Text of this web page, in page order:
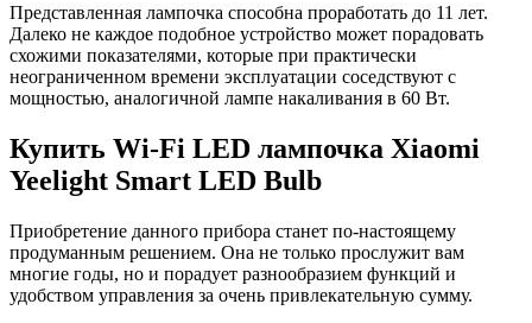
Представленная лампочка способна проработать до 11 лет.
Далеко не каждое подобное устройство может порадовать
схожими показателями, которые при практически
неограниченном времени эксплуатации соседствуют с
мощностью, аналогичной лампе накаливания в 60 Вт.
Купить Wi-Fi LED лампочка Xiaomi
Yeelight Smart LED Bulb
Приобретение данного прибора станет по-настоящему
продуманным решением. Она не только прослужит вам
многие годы, но и порадует разнообразием функций и
удобством управления за очень привлекательную сумму.